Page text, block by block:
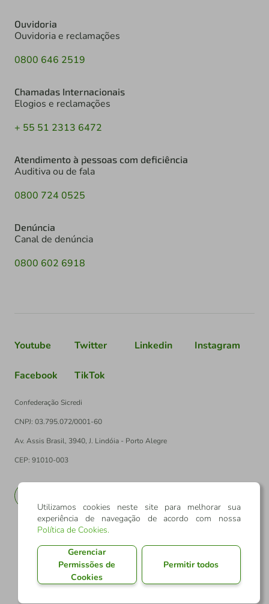
Ouvidoria
Ouvidoria e reclamações
0800 646 2519
Chamadas Internacionais
Elogios e reclamações
+ 55 51 2313 6472
Atendimento à pessoas com deficiência
Auditiva ou de fala
0800 724 0525
Denúncia
Canal de denúncia
0800 602 6918
Youtube Twitter Linkedin Instagram
Facebook TikTok
Confederação Sicredi
CNPJ: 03.795.072/0001-60
Av. Assis Brasil, 3940, J. Lindóia - Porto Alegre
CEP: 91010-003
Utilizamos cookies neste site para melhorar sua
experiência de navegação de acordo com nossa
Política de Cookies.
Gerenciar
Permissões de
Cookies
Permitir todos